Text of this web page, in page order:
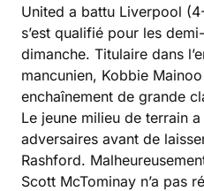
United a battu Liverpool
s’est qualifié pour les
dimanche. Titulaire dans
mancunien, Kobbie
enchaînement de grande
Le jeune milieu de terrain
adversaires avant de
Rashford.
Scott McTominay n’a pas